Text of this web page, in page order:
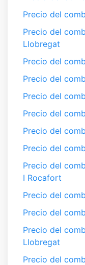
Precio del
Precio del
Llobregat
Precio del
Precio del
Precio del
Precio del
Precio del
Precio del
Precio del
I Rocafort
Precio del
Precio del
Precio del
Llobregat
Precio del